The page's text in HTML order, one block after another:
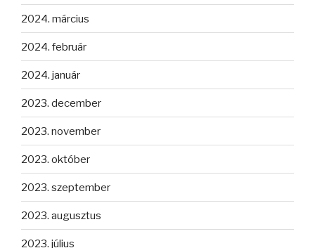
2024. március
2024. február
2024. január
2023. december
2023. november
2023. október
2023. szeptember
2023. augusztus
2023. július